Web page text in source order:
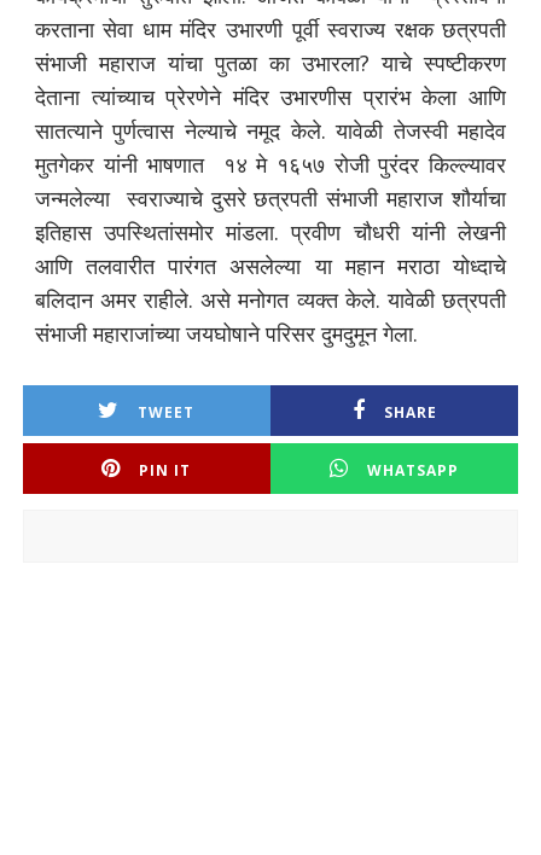
करताना सेवा धाम मंदिर उभारणी पूर्वी स्वराज्य रक्षक छत्रपती
संभाजी महाराज यांचा पुतळा का उभारला? याचे स्पष्टीकरण
देताना त्यांच्याच प्रेरणेने मंदिर उभारणीस प्रारंभ केला आणि
सातत्याने पुर्णत्वास नेल्याचे नमूद केले. यावेळी तेजस्वी महादेव
मुतगेकर यांनी भाषणात १४ मे १६५७ रोजी पुरंदर किल्ल्यावर
जन्मलेल्या स्वराज्याचे दुसरे छत्रपती संभाजी महाराज शौर्याचा
इतिहास उपस्थितांसमोर मांडला. प्रवीण चौधरी यांनी लेखनी
आणि तलवारीत पारंगत असलेल्या या महान मराठा योध्दाचे
बलिदान अमर राहीले. असे मनोगत व्यक्त केले. यावेळी छत्रपती
संभाजी महाराजांच्या जयघोषाने परिसर दुमदुमून गेला.
TWEET SHARE
PIN IT WHATSAPP